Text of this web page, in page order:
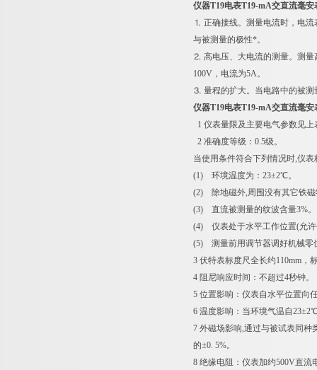
仪器T19电表T19-mA交直流毫安
⒈ 正确接线。测量电流时，电流
与被测量的极性*。
⒉ 高电压、大电流的测量。测量
100V，电流为5A。
⒊ 量程的扩大。当电路中的被测
仪器T19电表T19-mA交直流毫安
1 仪表量限及主要电气参数见上
2 准确度等级：0.5级。
当使用条件符合下列情况时,仪
(1) 环境温度为：23±2℃。
(2) 除地磁外,周围没有其它铁磁
(3) 直流被测量的纹波含量3%。
(4) 仪表处于水平工作位置(允许
(5) 测量前用调节器调好机械零
3 伏特表标度尺全长约110mm，
4 阻尼响应时间：不超过4秒钟。
5 位置影响：仪表自水平位置向
6 温度影响：当环境气温自
7 外磁场影响,通过与被试表同种
的±0. 5%。
8 绝缘电阻：仪表加约500V直流